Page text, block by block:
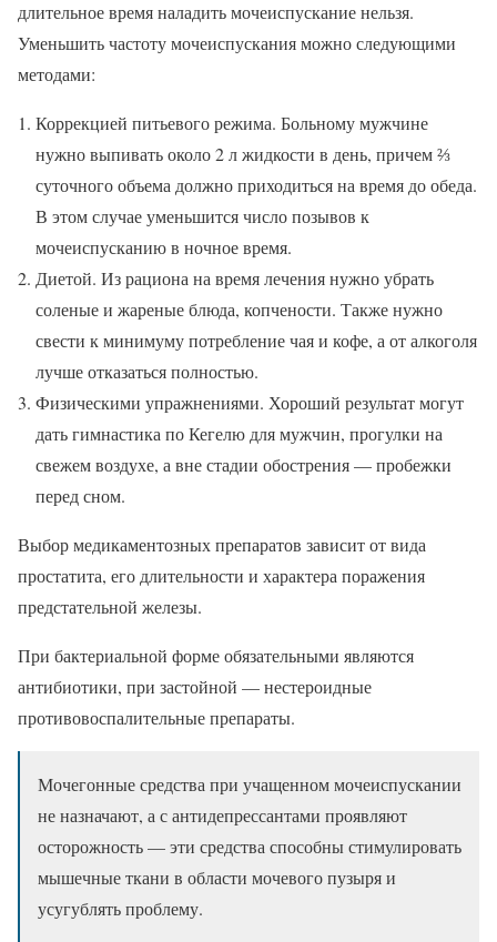
длительное время наладить мочеиспускание нельзя.
Уменьшить частоту мочеиспускания можно следующими
методами:
Коррекцией питьевого режима. Больному мужчине
нужно выпивать около 2 л жидкости в день, причем ⅔
суточного объема должно приходиться на время до обеда.
В этом случае уменьшится число позывов к
мочеиспусканию в ночное время.
Диетой. Из рациона на время лечения нужно убрать
соленые и жареные блюда, копчености. Также нужно
свести к минимуму потребление чая и кофе, а от алкоголя
лучше отказаться полностью.
Физическими упражнениями. Хороший результат могут
дать гимнастика по Кегелю для мужчин, прогулки на
свежем воздухе, а вне стадии обострения — пробежки
перед сном.
Выбор медикаментозных препаратов зависит от вида
простатита, его длительности и характера поражения
предстательной железы.
При бактериальной форме обязательными являются
антибиотики, при застойной — нестероидные
противовоспалительные препараты.
Мочегонные средства при учащенном мочеиспускании
не назначают, а с антидепрессантами проявляют
осторожность — эти средства способны стимулировать
мышечные ткани в области мочевого пузыря и
усугублять проблему.